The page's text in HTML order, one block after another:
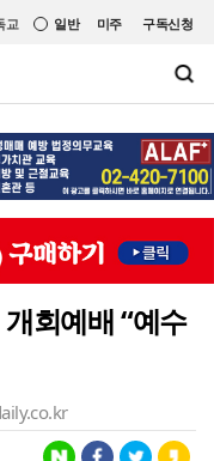
미주 구독신청
일반
교
회예배 “예수